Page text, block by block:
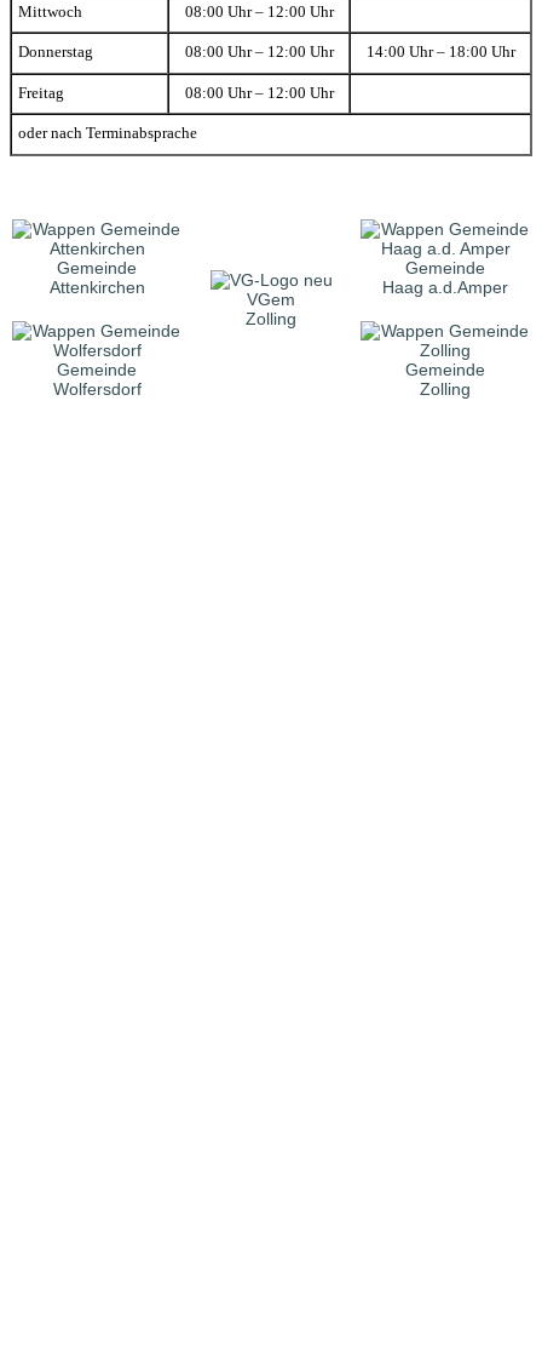
Mittwoch 08:00 Uhr – 12:00 Uhr
Donnerstag 08:00 Uhr – 12:00 Uhr 14:00 Uhr – 18:00 Uhr
Freitag 08:00 Uhr – 12:00 Uhr
oder nach Terminabsprache
Gemeinde
Attenkirchen
VGem
Zolling
Gemeinde
Haag a.d.Amper
Gemeinde
Wolfersdorf
Gemeinde
Zolling